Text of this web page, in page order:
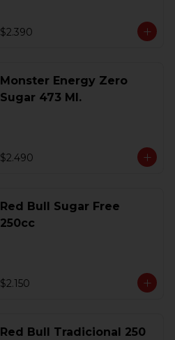
$2.390
Monster Energy Zero
Sugar 473 Ml.
$2.490
Red Bull Sugar Free
250cc
$2.150
Red Bull Tradicional 250